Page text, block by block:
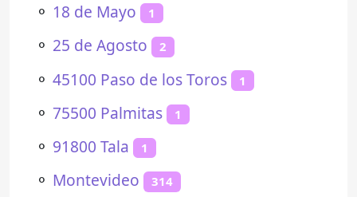
⚬ 18 de Mayo 1
⚬ 25 de Agosto 2
⚬ 45100 Paso de los Toros 1
⚬ 75500 Palmitas 1
⚬ 91800 Tala 1
⚬ Montevideo 314